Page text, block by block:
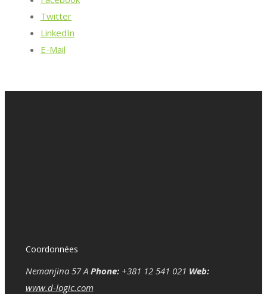
Twitter
LinkedIn
E-Mail
Coordonnées
Nemanjina 57 A Phone:+381 12 541 021 Web:
www.d-logic.com